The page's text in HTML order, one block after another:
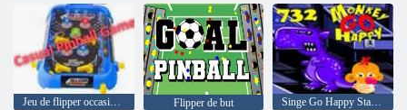
Flipper de but